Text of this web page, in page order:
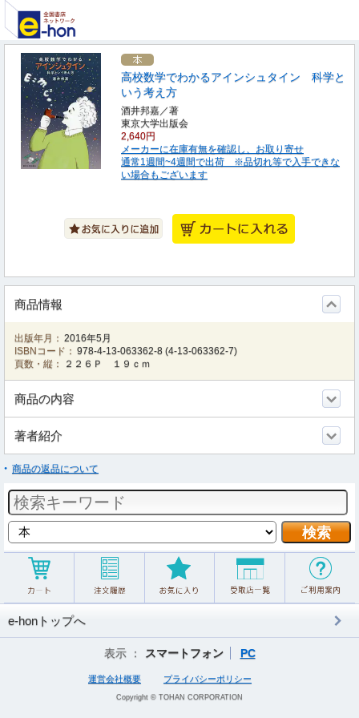
高校数学でわかるアインシュタイン 科学と
いう考え方
酒井邦嘉／著
東京大学出版会
2,640円
メーカーに在庫有無を確認し、お取り寄せ
通常1週間~4週間で出荷 ※品切れ等で入手できな
い場合もございます
商品情報
出版年月： 2016年5月
ISBNコード： 978-4-13-063362-8 (4-13-063362-7)
頁数・縦：
２２６Ｐ １９ｃｍ
商品の内容
著者紹介
商品の返品について
e-honトップへ
表示 ： スマートフォン PC
運営会社概要 プライバシーポリシー
Copyright © TOHAN CORPORATION